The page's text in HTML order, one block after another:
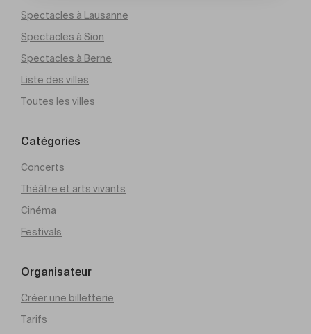
Spectacles à Lausanne
Spectacles à Sion
Spectacles à Berne
Liste des villes
Toutes les villes
Catégories
Concerts
Théâtre et arts vivants
Cinéma
Festivals
Organisateur
Créer une billetterie
Tarifs